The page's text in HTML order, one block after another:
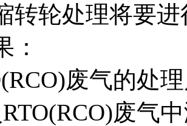
转轮处理将要
：
废气的处
废气